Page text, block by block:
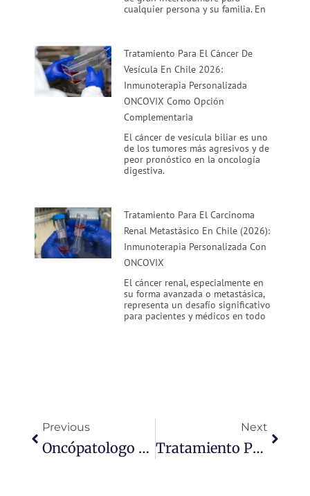
cualquier persona y su familia. En
Tratamiento Para El Cáncer De
Vesícula En Chile 2026:
Inmunoterapia Personalizada
ONCOVIX Como Opción
Complementaria
El cáncer de vesícula biliar es uno
de los tumores más agresivos y de
peor pronóstico en la oncología
digestiva.
Tratamiento Para El Carcinoma
Renal Metastásico En Chile (2026):
Inmunoterapia Personalizada Con
ONCOVIX
El cáncer renal, especialmente en
su forma avanzada o metastásica,
representa un desafío significativo
para pacientes y médicos en todo
Previous
Oncópatologo En Inmunoterapia En Chile
Next
Tratamiento Para El Cáncer De Páncreas En Chile